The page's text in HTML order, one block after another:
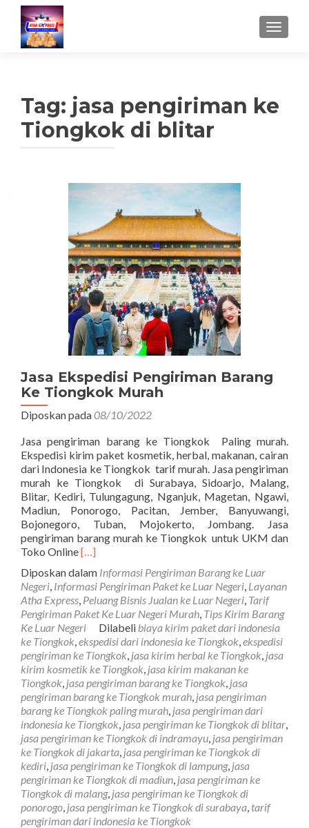
TUKAR
Tag: jasa pengiriman ke
Tiongkok di blitar
Jasa Ekspedisi Pengiriman Barang
Ke Tiongkok Murah
Diposkan pada08/10/2022
Jasa pengiriman barang ke Tiongkok Paling murah.
Ekspedisi kirim paket kosmetik, herbal, makanan, cairan
dari Indonesia ke Tiongkok tarif murah. Jasa pengiriman
murah ke Tiongkok di Surabaya, Sidoarjo, Malang,
Blitar, Kediri, Tulungagung, Nganjuk, Magetan, Ngawi,
Madiun, Ponorogo, Pacitan, Jember, Banyuwangi,
Bojonegoro, Tuban, Mojokerto, Jombang. Jasa
pengiriman barang murah ke Tiongkok untuk UKM dan
Toko OnlineRead
about
Jasa
Ekspedisi
Pengiriman
Barang
Ke
Tiongkok
Murah
[…]
Diposkan dalam Informasi Pengiriman Barang ke Luar
Negeri, Informasi Pengiriman Paket ke Luar Negeri, Layanan
Atha Express, Peluang Bisnis Jualan ke Luar Negeri, Tarif
Pengiriman Paket Ke Luar Negeri Murah, Tips Kirim Barang
Ke Luar Negeri
Dilabeli biaya kirim paket dari indonesia
ke Tiongkok,ekspedisi dari indonesia ke Tiongkok,ekspedisi
pengiriman ke Tiongkok, jasa kirim herbal ke Tiongkok, jasa
kirim kosmetik ke Tiongkok, jasa kirim makanan ke
Tiongkok, jasa pengiriman barang ke Tiongkok, jasa
pengiriman barang ke Tiongkok murah, jasa pengiriman
barang ke Tiongkok paling murah, jasa pengiriman dari
indonesia ke Tiongkok, jasa pengiriman ke Tiongkok di blitar,
jasa pengiriman ke Tiongkok di indramayu, jasa pengiriman
ke Tiongkok di jakarta, jasa pengiriman ke Tiongkok di
kediri, jasa pengiriman ke Tiongkok di lampung, jasa
pengiriman ke Tiongkok di madiun, jasa pengiriman ke
Tiongkok di malang, jasa pengiriman ke Tiongkok di
ponorogo, jasa pengiriman ke Tiongkok di surabaya, tarif
pengiriman dari indonesia ke Tiongkok